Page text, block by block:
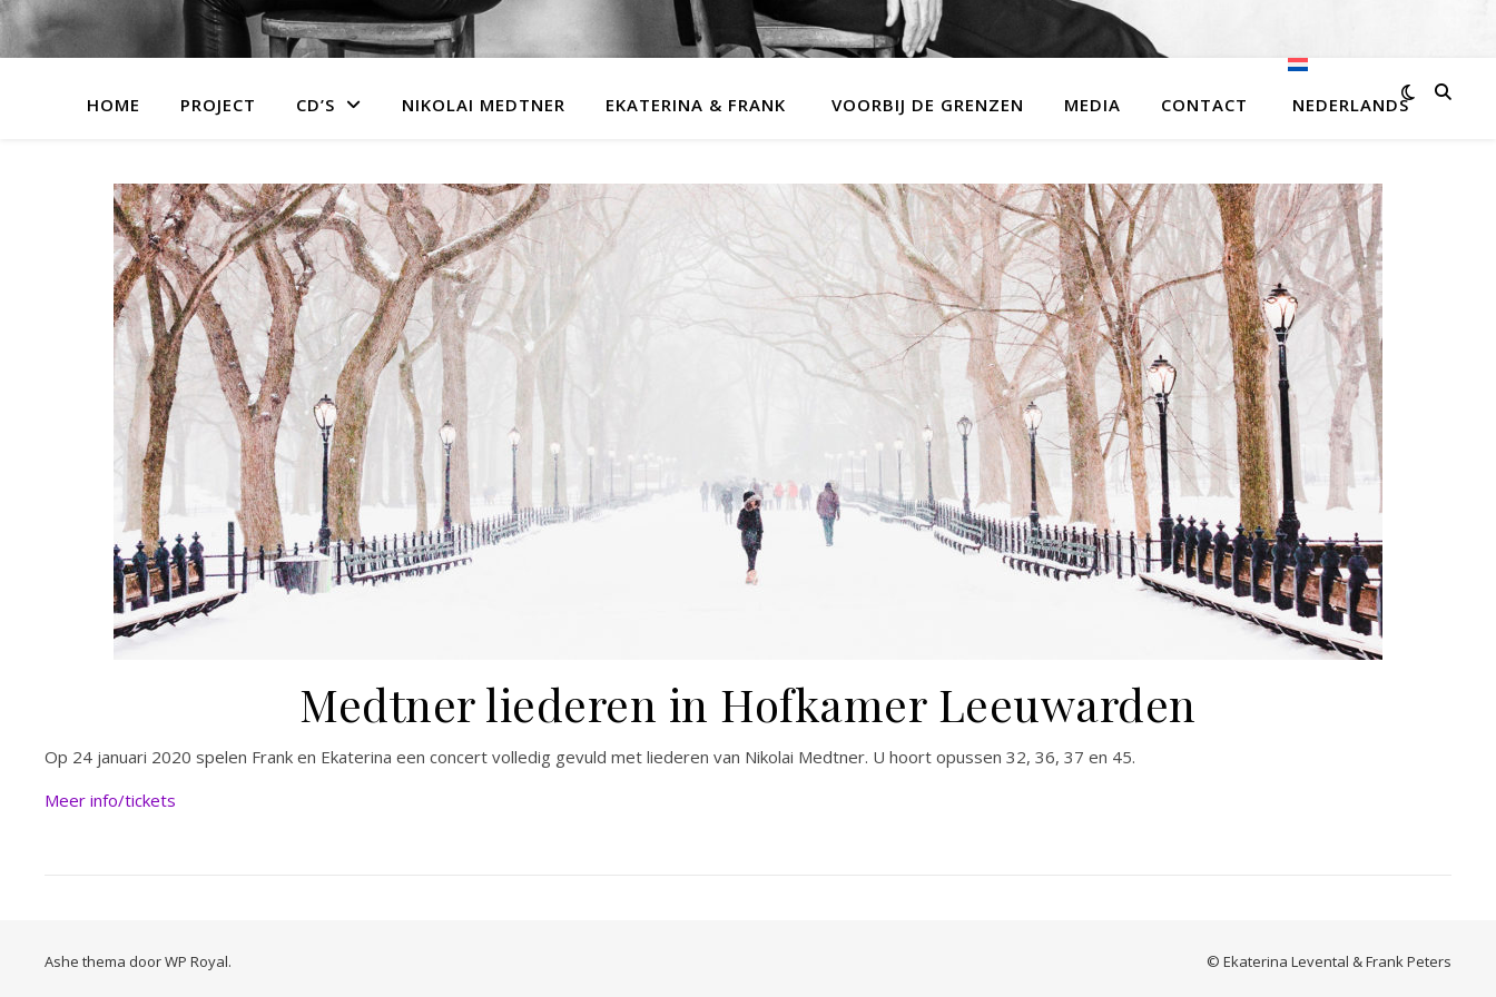
HOME PROJECT CD’S NIKOLAI MEDTNER EKATERINA & FRANK VOORBIJ DE GRENZEN MEDIA CONTACT NEDERLANDS
Medtner liederen in Hofkamer Leeuwarden
Op 24 januari 2020 spelen Frank en Ekaterina een concert volledig gevuld met liederen van Nikolai Medtner. U hoort opussen 32, 36, 37 en 45.
Meer info/tickets
© Ekaterina Levental & Frank Peters
Ashe thema doorWP Royal.